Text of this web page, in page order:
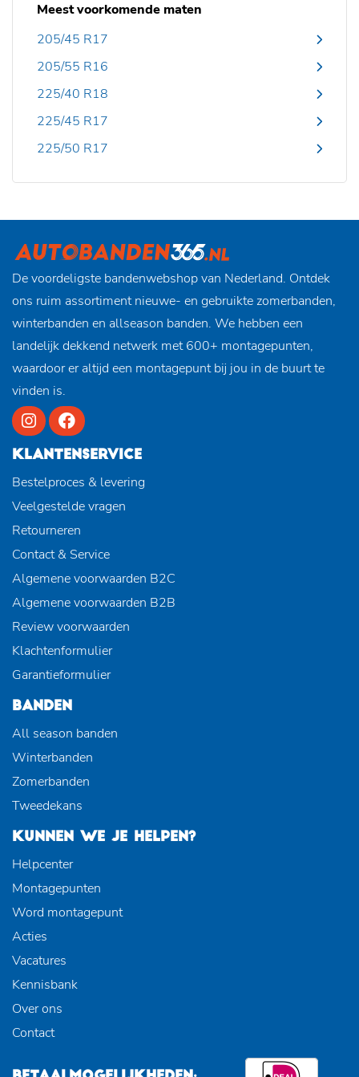
Meest voorkomende maten
205/45 R17
205/55 R16
225/40 R18
225/45 R17
225/50 R17
De voordeligste bandenwebshop van Nederland. Ontdek
ons ruim assortiment nieuwe- en gebruikte zomerbanden,
winterbanden en allseason banden. We hebben een
landelijk dekkend netwerk met 600+ montagepunten,
waardoor er altijd een montagepunt bij jou in de buurt te
vinden is.
KLANTENSERVICE
Bestelproces & levering
Veelgestelde vragen
Retourneren
Contact & Service
Algemene voorwaarden B2C
Algemene voorwaarden B2B
Review voorwaarden
Klachtenformulier
Garantieformulier
BANDEN
All season banden
Winterbanden
Zomerbanden
Tweedekans
KUNNEN WE JE HELPEN?
Helpcenter
Montagepunten
Word montagepunt
Acties
Vacatures
Kennisbank
Over ons
Contact